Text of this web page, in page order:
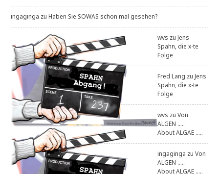
ingaginga zuHaben Sie SOWAS schon mal gesehen?
wvs zuJens
Spahn, die x-te
Folge
Fred Lang zuJens
Spahn, die x-te
Folge
wvs zuVon
ALGEN .....
About ALGAE .....
ingaginga zuVon
ALGEN .....
About ALGAE .....